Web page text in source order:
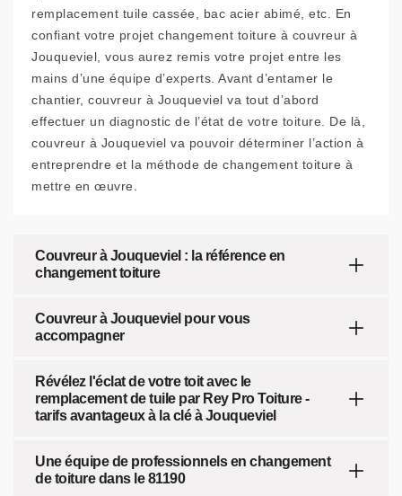
remplacement tuile cassée, bac acier abimé, etc. En
confiant votre projet changement toiture à couvreur à
Jouqueviel, vous aurez remis votre projet entre les
mains d’une équipe d’experts. Avant d’entamer le
chantier, couvreur à Jouqueviel va tout d’abord
effectuer un diagnostic de l’état de votre toiture. De là,
couvreur à Jouqueviel va pouvoir déterminer l’action à
entreprendre et la méthode de changement toiture à
mettre en œuvre.
Couvreur à Jouqueviel : la référence en
changement toiture
Couvreur à Jouqueviel pour vous
accompagner
Révélez l'éclat de votre toit avec le
remplacement de tuile par Rey Pro Toiture -
tarifs avantageux à la clé à Jouqueviel
Une équipe de professionnels en changement
de toiture dans le 81190